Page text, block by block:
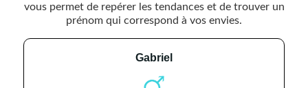
vous permet de repérer les tendances et de trouver un
prénom qui correspond à vos envies.
gabriel